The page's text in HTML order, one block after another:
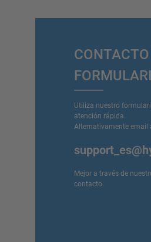
Utiliza nuestro
atención rápida.
Alternativamente email
Mejor a través de
contacto.